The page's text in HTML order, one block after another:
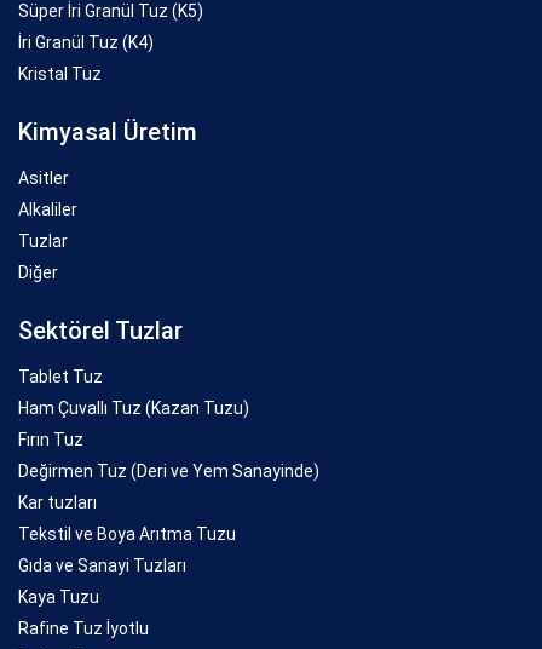
Süper İri Granül Tuz (K5)
İri Granül Tuz (K4)
Kristal Tuz
Kimyasal Üretim
Asitler
Alkaliler
Tuzlar
Diğer
Sektörel Tuzlar
Tablet Tuz
Ham Çuvallı Tuz (Kazan Tuzu)
Fırın Tuz
Değirmen Tuz (Deri ve Yem Sanayinde)
Kar tuzları
Tekstil ve Boya Arıtma Tuzu
Gıda ve Sanayi Tuzları
Kaya Tuzu
Rafine Tuz İyotlu